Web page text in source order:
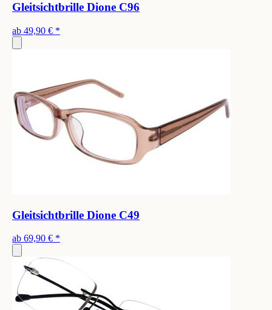
Gleitsichtbrille Dione C96
ab 49,90 € *
Gleitsichtbrille Dione C49
ab 69,90 € *